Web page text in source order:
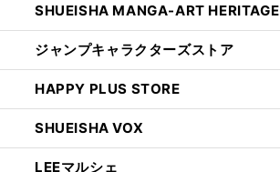
SHUEISHA MANGA-ART HERITAGE
ジャンプキャラクターズストア
HAPPY PLUS STORE
SHUEISHA VOX
LEEマルシェ